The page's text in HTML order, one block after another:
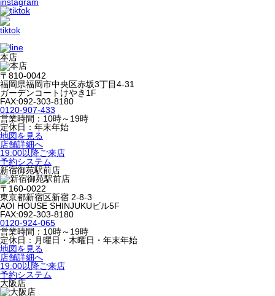
本店
〒810-0042
福岡県福岡市中央区赤坂3丁目4-31
ガーデンコートけやき1F
FAX:092-303-8180
0120-907-433
営業時間：10時～19時
定休日：年末年始
地図を見る
店舗詳細へ
19:00以降ご来店
予約システム
新宿御苑駅前店
〒160-0022
東京都新宿区新宿 2-8-3
AOI HOUSE SHINJUKUビル5F
FAX:092-303-8180
0120-924-065
営業時間：10時～19時
定休日：月曜日・木曜日・年末年始
地図を見る
店舗詳細へ
19:00以降ご来店
予約システム
大阪店